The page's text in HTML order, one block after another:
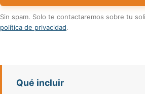
Sin spam. Solo te contactaremos sobre tu
política de privacidad.
Qué incluir